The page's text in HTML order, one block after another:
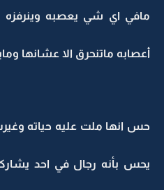
مافي اي شي يعصبه وينرفزه
أعصابه ماتنحرق الا عشانها
حس انها ملت عليه حياته
يحس بأنه رجال في احد